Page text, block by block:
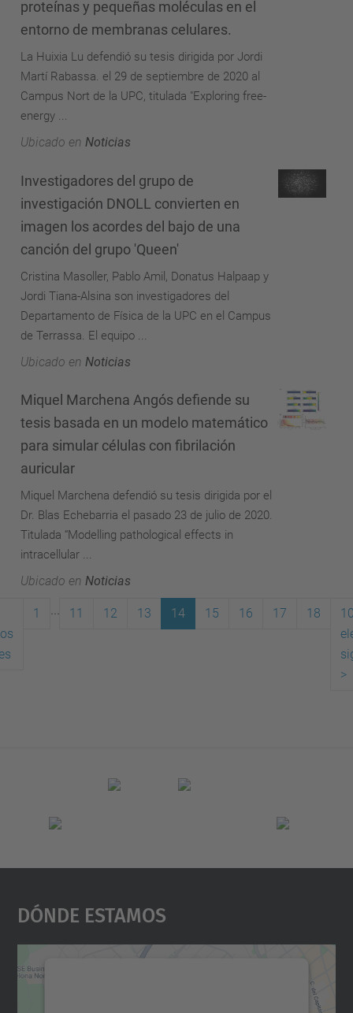
proteínas y pequeñas moléculas en el
entorno de membranas celulares.
La Huixia Lu defendió su tesis dirigida por Jordi
Martí Rabassa. el 29 de septiembre de 2020 al
Campus Nort de la UPC, titulada "Exploring free-
energy ...
Ubicado en Noticias
Investigadores del grupo de
investigación DNOLL convierten en
imagen los acordes del bajo de una
canción del grupo 'Queen'
Cristina Masoller, Pablo Amil, Donatus Halpaap y
Jordi Tiana-Alsina son investigadores del
Departamento de Física de la UPC en el Campus
de Terrassa. El equipo ...
Ubicado en Noticias
Miquel Marchena Angós defiende su
tesis basada en un modelo matemático
para simular células con fibrilación
auricular
Miquel Marchena defendió su tesis dirigida por el
Dr. Blas Echebarria el pasado 23 de julio de 2020.
Titulada “Modelling pathological effects in
intracellular ...
Ubicado en Noticias
1 11 12 13 14 15 16 17 18
>
Dónde Estamos